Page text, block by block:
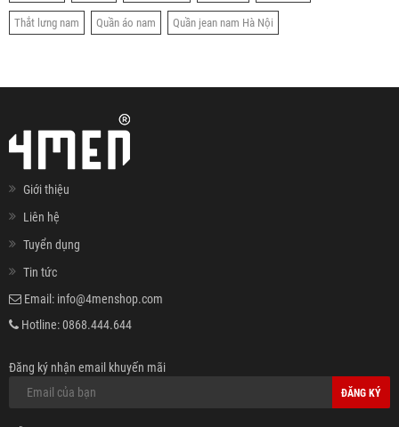
Thắt lưng nam Quần áo nam Quần jean nam Hà Nội
Giới thiệu
Liên hệ
Tuyển dụng
Tin tức
Email: info@4menshop.com
Hotline:0868.444.644
Đăng ký nhận email khuyến mãi
ĐĂNG KÝ